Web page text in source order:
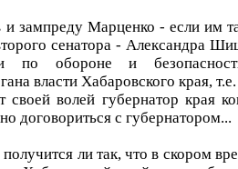
зампреду Марценко - если им
сенатора - Александра
по обороне и
власти Хабаровского края,
своей волей губернатор края
договориться с губернатором...
ли так, что в скором